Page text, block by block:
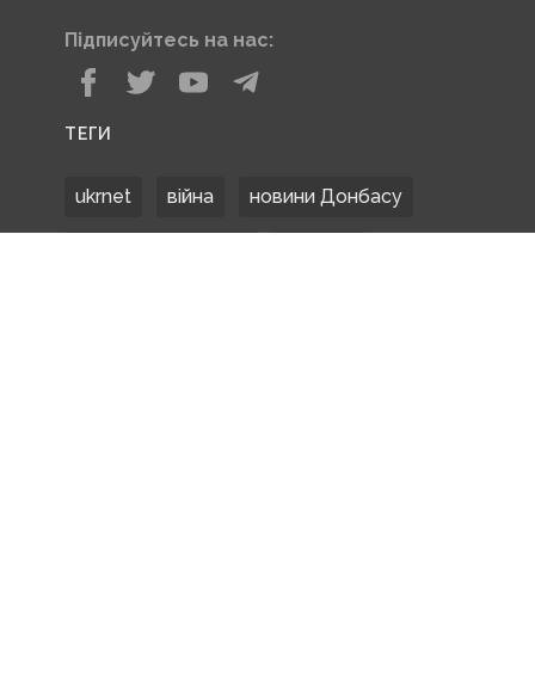
Підписуйтесь на нас:
ТЕГИ
ukrnet війна новини Донбасу